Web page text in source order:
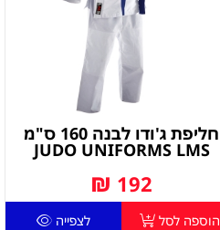
חליפת ג'ודו לבנה 160 ס"מ
JUDO UNIFORMS LMS
192
₪
הוספה לסל לצפייה